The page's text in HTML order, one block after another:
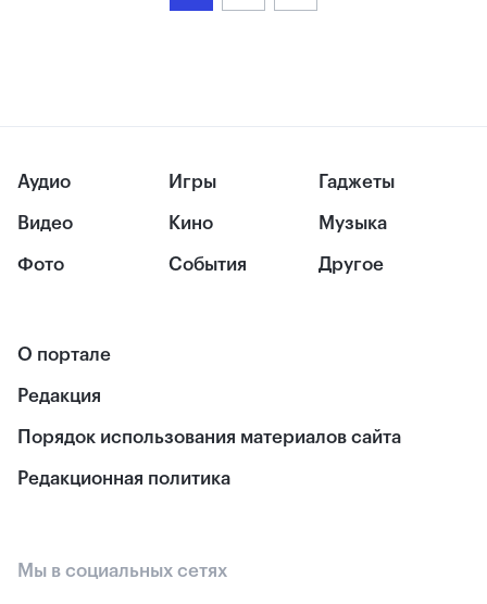
Аудио
Видео
Фото
Игры
Кино
События
Гаджеты
Музыка
Другое
О портале
Редакция
Порядок использования материалов сайта
Редакционная политика
Мы в социальных сетях